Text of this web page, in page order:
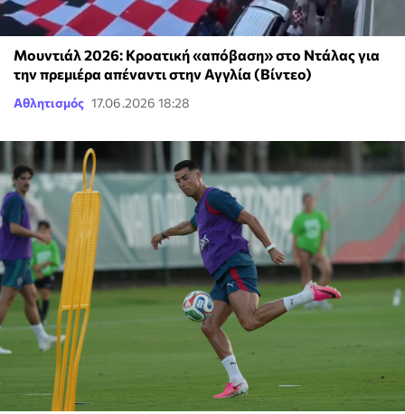
Μουντιάλ 2026: Κροατική «απόβαση» στο Ντάλας για
την πρεμιέρα απέναντι στην Αγγλία (Βίντεο)
Αθλητισμός 17.06.2026 18:28